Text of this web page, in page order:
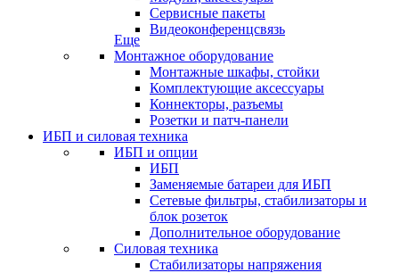
Сервисные пакеты
Видеоконференцсвязь
Еще
Монтажное оборудование
Монтажные шкафы, стойки
Комплектующие аксессуары
Коннекторы, разъемы
Розетки и патч-панели
ИБП и силовая техника
ИБП и опции
ИБП
Заменяемые батареи для ИБП
Сетевые фильтры, стабилизаторы и
блок розеток
Дополнительное оборудование
Силовая техника
Стабилизаторы напряжения